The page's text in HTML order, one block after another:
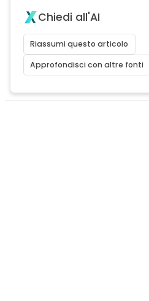
Chiedi all'AI
Riassumi questo articolo
Approfondisci con altre fonti